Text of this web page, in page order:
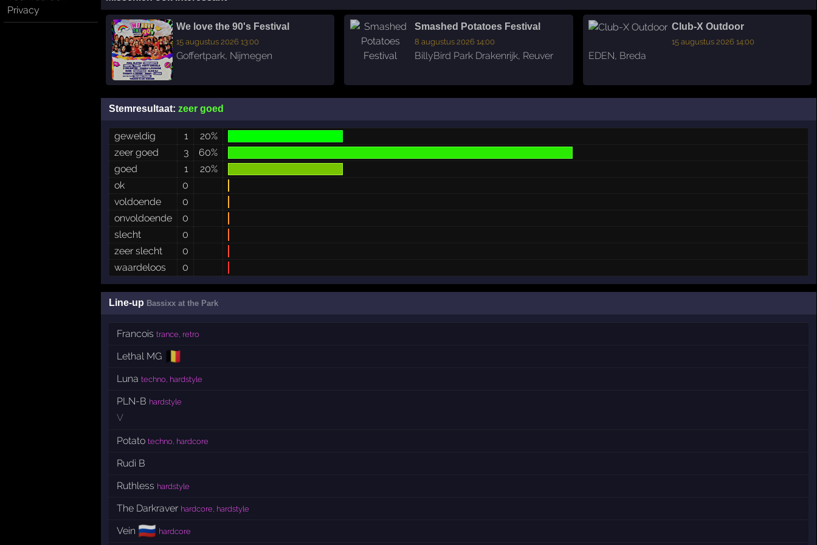
Privacy
We love the 90's Festival
15 augustus 2026 13:00
Goffertpark, Nijmegen
Smashed Potatoes Festival
8 augustus 2026 14:00
BillyBird Park Drakenrijk, Reuver
Club-X Outdoor
15 augustus 2026 14:00
EDEN, Breda
Stemresultaat: zeer goed
geweldig 1
20%
zeer goed
3
60%
goed
1
20%
ok
0
voldoende
0
onvoldoende
0
slecht
0
zeer slecht
0
waardeloos
0
Line-up Bassixx at the Park
Francois trance, retro
Lethal MG 🇧🇪
Luna techno, hardstyle
PLN-B hardstyle
V
Potato techno, hardcore
Rudi B
Ruthless hardstyle
The Darkraver hardcore, hardstyle
Vein 🇷🇺 hardcore